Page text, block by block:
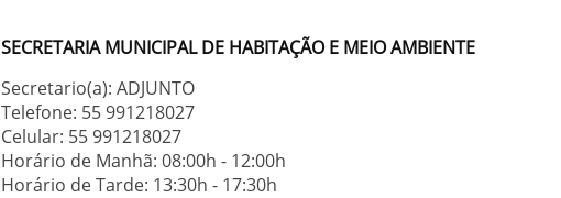
SECRETARIA MUNICIPAL DE HABITAÇÃO E MEIO AMBIENTE
Secretario(a): ADJUNTO
Telefone: 55 991218027
Celular: 55 991218027
Horário de Manhã: 08:00h - 12:00h
Horário de Tarde: 13:30h - 17:30h